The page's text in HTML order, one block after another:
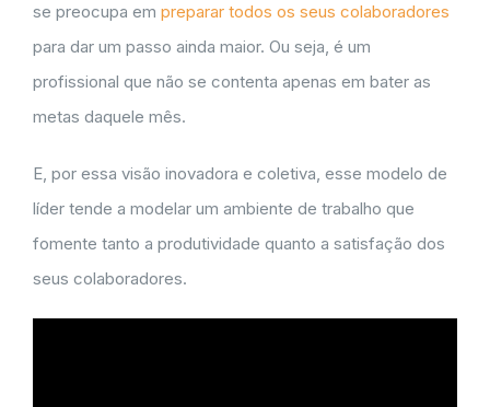
se preocupa em preparar todos os seus colaboradores
para dar um passo ainda maior. Ou seja, é um
profissional que não se contenta apenas em bater as
metas daquele mês.
E, por essa visão inovadora e coletiva, esse modelo de
líder tende a modelar um ambiente de trabalho que
fomente tanto a produtividade quanto a satisfação dos
seus colaboradores.